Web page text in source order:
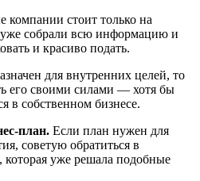
компании стоит только на
собрали всю информацию и
и красиво подать.
для внутренних целей, то
его своими силами — хотя бы
в собственном бизнесе.
план. Если план нужен для
советую обратиться в
уже решала подобные